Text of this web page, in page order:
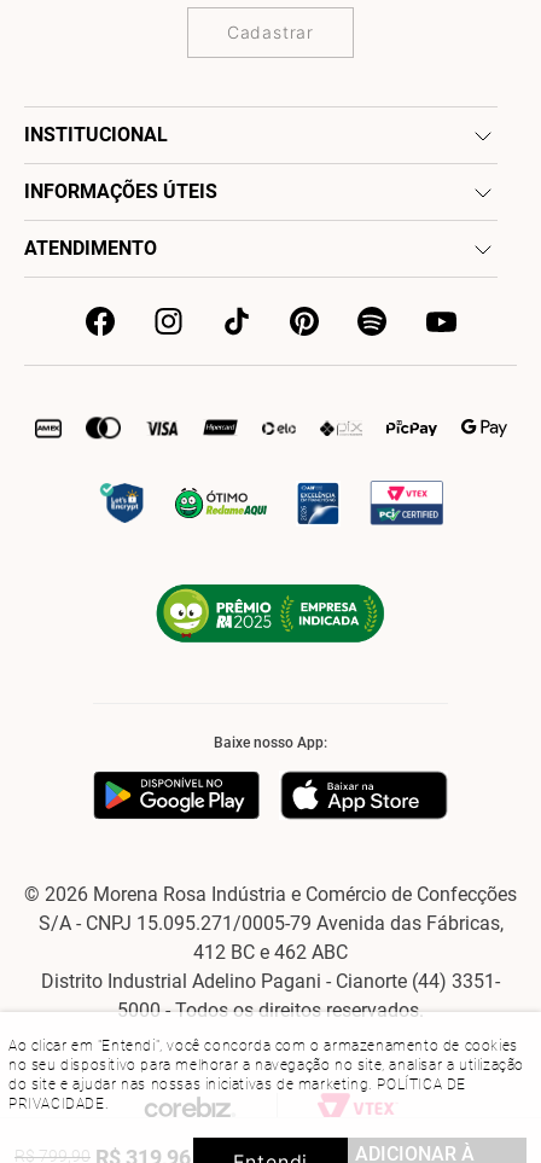
Ao clicar em "Entendi", você concorda com o armazenamento de cookies
no seu dispositivo para melhorar a navegação no site, analisar a utilização
do site e ajudar nas nossas iniciativas de marketing. POLÍTICA DE
PRIVACIDADE.
R$799,90 R$ 319 96 60% OFF
ADICIONAR À
Cadastrar
INSTITUCIONAL
INFORMAÇÕES ÚTEIS
ATENDIMENTO
Baixe nosso App:
© 2026 Morena Rosa Indústria e Comércio de Confecções
S/A - CNPJ 15.095.271/0005-79 Avenida das Fábricas,
412 BC e 462 ABC
Distrito Industrial Adelino Pagani - Cianorte (44) 3351-
5000 - Todos os direitos reservados.